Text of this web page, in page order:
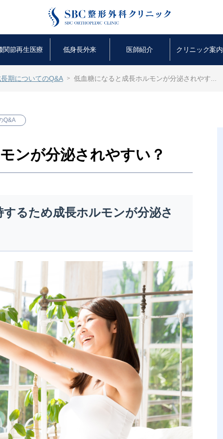
関節再生医療 低身長外来 医師紹介 クリニック案内
期についてのQ&A 低血糖になると成長ホルモンが分泌されやす...
Q&A
ンが分泌されやすい？
るため成長ホルモンが分泌さ